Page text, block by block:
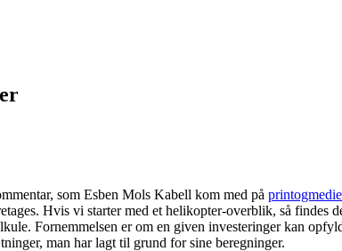
som Esben Mols Kabell kom med på
Hvis vi starter med et helikopter-overblik, så findes
Fornemmelsen er om en given investeringer kan
man har lagt til grund for sine beregninger.